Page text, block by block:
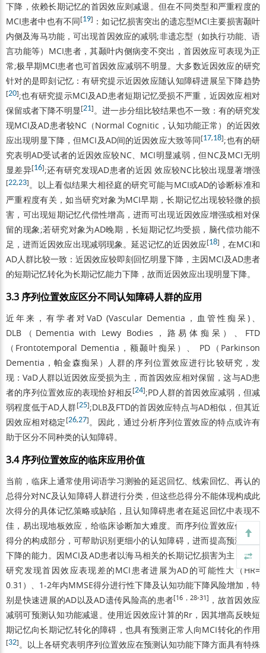
下降，依赖长期记忆的首因效应则减退。但在不同类型和严重程度的
MCI患者中也有不同[19] ：如记忆损害突出的遗忘型MCI主要损害颞叶
内侧及海马功能，可出现首因效应的减弱;非遗忘型（如执行功能、语
言功能等）MCI患者，其颞叶内侧病变不突出，首因效应可表现为正
常;极早期MCI患者也可首因效应减弱不明显。大多数近因效应的研究
针对的是即刻记忆：有研究提示近因效应随认知障碍进展呈下降趋势
[20];也有研究提示MCI及AD患者短期记忆受损不严重，近因效应相对
保留或者下降不明显 [21]。进一步分组比较结果也不一致：有的研究发
现MCI及AD患者较NC（Normal Cognitic，认知功能正常）的近因效
应出现明显下降，但MCI及AD间的近因效应大致等同[17,18];也有的研
究表明AD受试者的近因效应较NC、MCI明显减弱，但NC及MCI无明
显差异[16];还有研究发现AD患者的近因 效应较NC比较出现显著增强
[22,23]。以上看似结果大相径庭的研究可能与MCI或AD的诊断标准和
严重程度有关，如当研究对象为MCI早期，长期记忆出现较轻微的损
害，可出现短期记忆代偿性增高，进而可出现近因效应增强或相对保
留的现象;若研究对象为AD晚期，长短期记忆均受损，脑代偿功能不
足，进而近因效应出现减弱现象。延迟记忆的近因效应[18] ，在MCI和
AD人群比较一致：近因效应较即刻回忆明显下降，主因MCI及AD患者
的短期记忆转化为长期记忆能力下降，故而近因效应出现明显下降。
3.3 序列位置效应区分不同认知障碍人群的应用
近年来，有学者对VaD (Vascular Dementia，血管性痴呆)、
DLB（Dementia with Lewy Bodies，路易体痴呆）、FTD
（Frontotemporal Dementia，额颞叶痴呆）、 PD（Parkinson
Dementia，帕金森痴呆）人群的序列位置效应进行比较研究，发
现：VaD人群以近因效应受损为主，而首因效应相对保留，这与AD患
者的序列位置效应的表现恰好相反 [24];PD人群的首因效应减弱，但减
弱程度低于AD人群[25];DLB及FTD的首因效应特点与AD相似，但其近
因效应相对稳定 [26,27]。因此，通过分析序列位置效应的特点或许有
助于区分不同种类的认知障碍。
3.4 序列位置效应的临床应用价值
当前，临床上通常使用词语学习测验的延迟回忆、线索回忆、再认的
总得分对NC及认知障碍人群进行分类，但这些总得分不能体现构成此
次得分的具体记忆策略或缺陷，且认知障碍患者在延迟回忆中表现不
佳，易出现地板效应，给临床诊断加大难度。而序列位置效应作为总
得分的构成部分，可帮助识别更细小的认知障碍，进而提高预测认知
下降的能力。因MCI及AD患者以海马相关的长期记忆损害为主，随访
研究发现首因效应表现差的MCI患者进展为AD的可能性大（HR=
0.31）、1-2年内MMSE得分进行性下降及认知功能下降风险增加，特
别是快速进展的AD以及AD遗传风险高的患者[16，28-31] ，故首因效应
减弱可预测认知功能减退。使用近因效应计算的Rr，因其增高反映短
期记忆向长期记忆转化的障碍，也具有预测正常人向MCI转化的作用
[32]。以上各研究表明序列位置效应在预测认知功能下降方面具有特殊